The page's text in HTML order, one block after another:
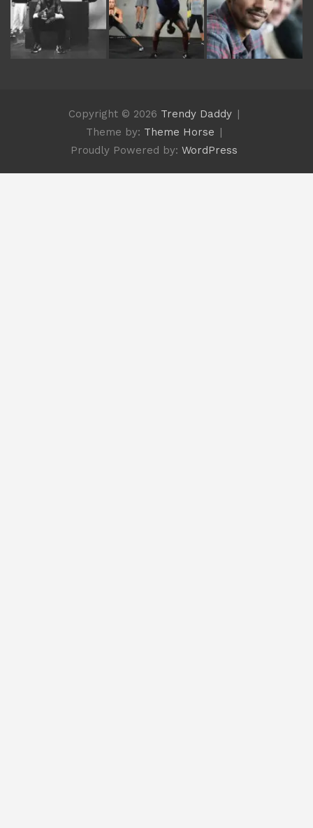
Copyright © 2026 Trendy Daddy
Theme by: Theme Horse
Proudly Powered by: WordPress